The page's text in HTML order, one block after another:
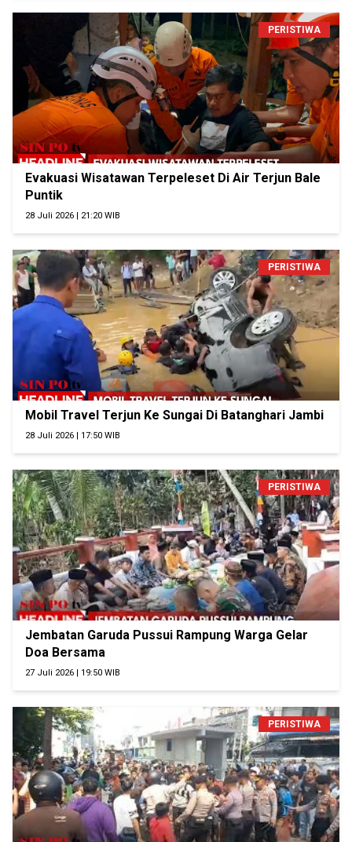
PERISTIWA
Evakuasi Wisatawan Terpeleset Di Air Terjun Bale
Puntik
28 Juli 2026 | 21:20 WIB
PERISTIWA
Mobil Travel Terjun Ke Sungai Di Batanghari Jambi
28 Juli 2026 | 17:50 WIB
PERISTIWA
Jembatan Garuda Pussui Rampung Warga Gelar
Doa Bersama
27 Juli 2026 | 19:50 WIB
PERISTIWA